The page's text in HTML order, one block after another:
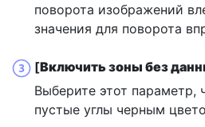
поворота изображений
значения для поворота
[Включить зоны без
Выберите этот параметр,
пустые углы черным